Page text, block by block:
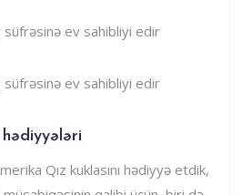
hədiyyələri
Qız kuklasını hədiyyə etdik,